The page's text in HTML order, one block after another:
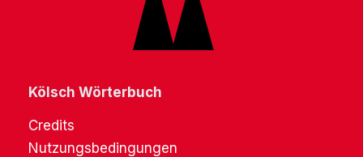
Kölsch Wörterbuch
Credits
Nutzungsbedingungen